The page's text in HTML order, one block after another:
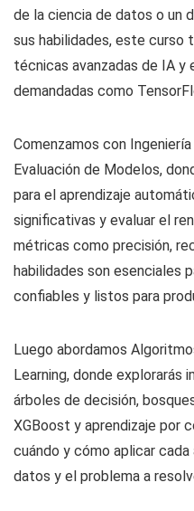
de la ciencia de datos o un
sus habilidades, este curso
técnicas avanzadas de IA y
demandadas como
Comenzamos con
Evaluación de Modelos,
para el aprendizaje
significativas y evaluar el
métricas como precisión,
habilidades son esenciales
confiables y listos para
Luego abordamos
Learning, donde explorarás
árboles de decisión,
XGBoost y aprendizaje por
cuándo y cómo aplicar
datos y el problema a